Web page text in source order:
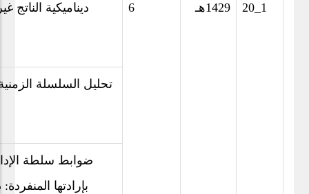
ديناميكية الناتج 6 1429هـ 20_1
تحليل السلسلة
ضوابط سلطة
بإرادتها